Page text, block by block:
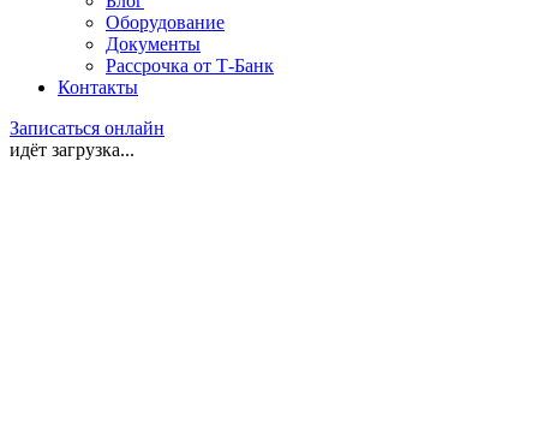
Оборудование
Документы
Рассрочка от Т-Банк
Контакты
Записаться онлайн
идёт загрузка...